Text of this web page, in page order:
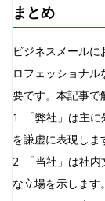
まとめ
ビジネスメール
ロフェッショナ
要です。本記事で
1. 「弊社」は主
を謙虚に表現しま
2. 「当社」は社
な立場を示します。